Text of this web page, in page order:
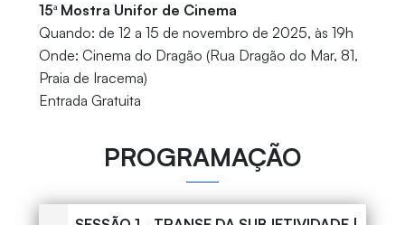
15ª Mostra Unifor de Cinema
Quando: de 12 a 15 de novembro de 2025, às 19h
Onde: Cinema do Dragão (Rua Dragão do Mar, 81,
Praia de Iracema)
Entrada Gratuita
PROGRAMAÇÃO